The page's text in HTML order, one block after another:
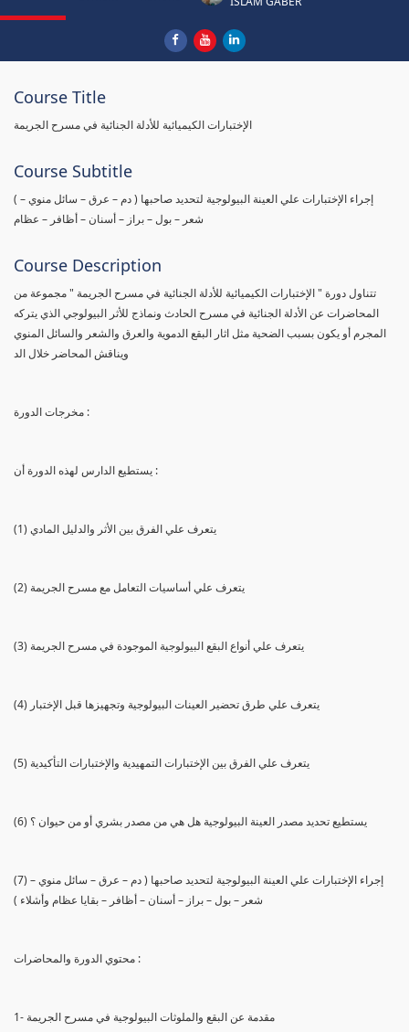
Course Title
الإختبارات الكيميائية للأدلة الجنائية في مسرح الجريمة
Course Subtitle
( إجراء الإختبارات علي العينة البيولوجية لتحديد صاحبها ( دم – عرق – سائل منوي –
شعر – بول – براز – أسنان – أظافر – عظام
Course Description
تتناول دورة " الإختبارات الكيميائية للأدلة الجنائية في مسرح الجريمة " مجموعة من
المحاضرات عن الأدلة الجنائية في مسرح الحادث ونماذج للأثر البيولوجي الذي يتركه
المجرم أو يكون بسبب الضحية مثل اثار البقع الدموية والعرق والشعر والسائل المنوي
ويناقش المحاضر خلال الد
مخرجات الدورة :
يستطيع الدارس لهذه الدورة أن :
(1) يتعرف علي الفرق بين الأثر والدليل المادي
(2) يتعرف علي أساسيات التعامل مع مسرح الجريمة
(3) يتعرف علي أنواع البقع البيولوجية الموجودة في مسرح الجريمة
(4) يتعرف علي طرق تحضير العينات البيولوجية وتجهيزها قبل الإختبار
(5) يتعرف علي الفرق بين الإختبارات التمهيدية والإختبارات التأكيدية
(6) يستطيع تحديد مصدر العينة البيولوجية هل هي من مصدر بشري أو من حيوان ؟
(7) إجراء الإختبارات علي العينة البيولوجية لتحديد صاحبها ( دم – عرق – سائل منوي –
شعر – بول – براز – أسنان – أظافر – بقايا عظام وأشلاء )
محتوي الدورة والمحاضرات :
1- مقدمة عن البقع والملوثات البيولوجية في مسرح الجريمة